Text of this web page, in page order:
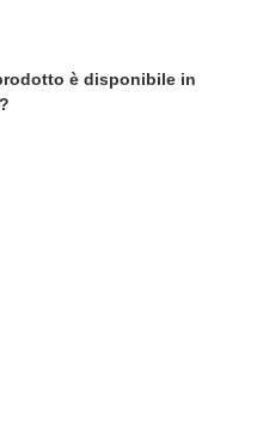
è disponibile in